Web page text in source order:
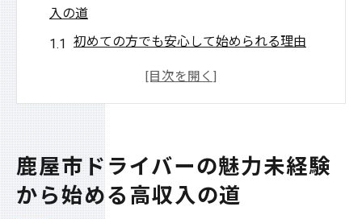
入の道
初めての方でも安心して始められる理由
高収入を得るための具体的なステップ
経験不問のメリットと成長機会
地域経済を支えるドライバー職の重要性
ブロイラー運搬を通じたキャリア形成
高収入を目指すなら鹿屋市のブロイラー運搬ド
鹿屋市ドライバーの魅力未経験
から始める高収入の道